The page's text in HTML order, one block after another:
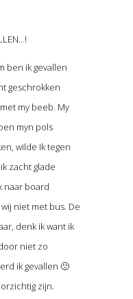
ben ik gevallen
geschrokken
my beeb. My
myn pols
wilde Ik tegen
zacht glade
naar board
niet met bus. De
denk ik want ik
niet zo
ik gevallen 🙁
zijn.